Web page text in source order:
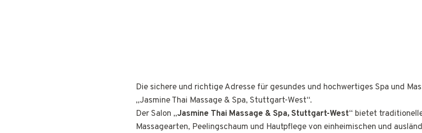
Die sichere und richtige Adresse für gesundes und hochwertiges Spa und
„Jasmine Thai Massage & Spa, Stuttgart-West“.
Der Salon „Jasmine Thai Massage & Spa, Stuttgart-West“ bietet
Massagearten, Peelingschaum und Hautpflege von einheimischen und